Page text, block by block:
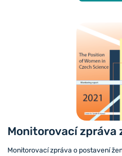
Monitorovací zpráva
Monitorovací zpráva o postavení